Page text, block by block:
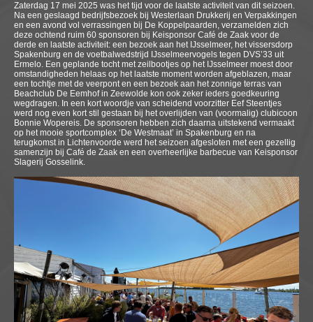
Zaterdag 17 mei 2025 was het tijd voor de laatste activiteit van dit seizoen.
Na een geslaagd bedrijfsbezoek bij Westerlaan Drukkerij en Verpakkingen
en een avond vol verrassingen bij De Koppelpaarden, verzamelden zich
deze ochtend ruim 60 sponsoren bij Keisponsor Café de Zaak voor de
derde en laatste activiteit: een bezoek aan het IJsselmeer, het vissersdorp
Spakenburg en de voetbalwedstrijd IJsselmeervogels tegen DVS’33 uit
Ermelo. Een geplande tocht met zeilbootjes op het IJsselmeer moest door
omstandigheden helaas op het laatste moment worden afgeblazen, maar
een tochtje met de veerpont en een bezoek aan het zonnige terras van
Beachclub De Eemhof in Zeewolde kon ook zeker ieders goedkeuring
wegdragen. In een kort woordje van scheidend voorzitter Eef Steentjes
werd nog even kort stil gestaan bij het overlijden van (voormalig) clubicoon
Bonnie Wopereis. De sponsoren hebben zich daarna uitstekend vermaakt
op het mooie sportcomplex ‘De Westmaat’ in Spakenburg en na
terugkomst in Lichtenvoorde werd het seizoen afgesloten met een gezellig
samenzijn bij Café de Zaak en een overheerlijke barbecue van Keisponsor
Slagerij Gosselink.